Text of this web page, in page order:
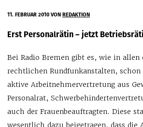
11. FEBRUAR 2010VONREDAKTION
Erst Personalrätin – jetzt
Bei Radio Bremen gibt es, wie in
rechtlichen Rundfunkanstalten,
aktive Arbeitnehmervertretung aus
Personalrat,
auch der Frauenbeauftragten. Diese
wesentlich dazu beigetragen, dass die